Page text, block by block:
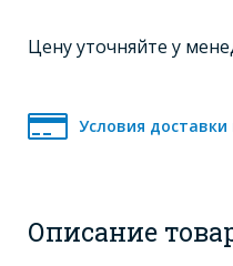
Цену уточняйте у
Условия
Описание